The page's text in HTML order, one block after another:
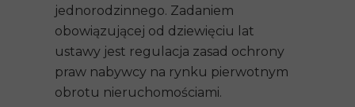
jednorodzinnego. Zadaniem
obowiązującej od dziewięciu lat
ustawy jest regulacja zasad ochrony
praw nabywcy na rynku pierwotnym
obrotu nieruchomościami.